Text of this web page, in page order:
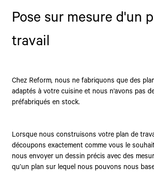
Pose sur mesure d'un
travail
Chez Reform, nous ne fabriquons que des
adaptés à votre cuisine et nous n'avons pas
préfabriqués en stock.
Lorsque nous construisons votre plan de
découpons exactement comme vous le
nous envoyer un dessin précis avec des
qu’un plan sur lequel nous pouvons nous